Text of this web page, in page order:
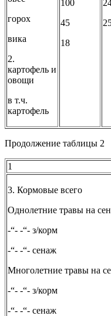
горох
вика
2.
картофель и
овощи
в т.ч.
картофель
100
45
18
Продолжение таблицы 2
1
3. Кормовые всего
Однолетние травы на
-“- -“- з/корм
-“- -“- сенаж
Многолетние травы на
-“- -“- з/корм
-“- -“- сенаж